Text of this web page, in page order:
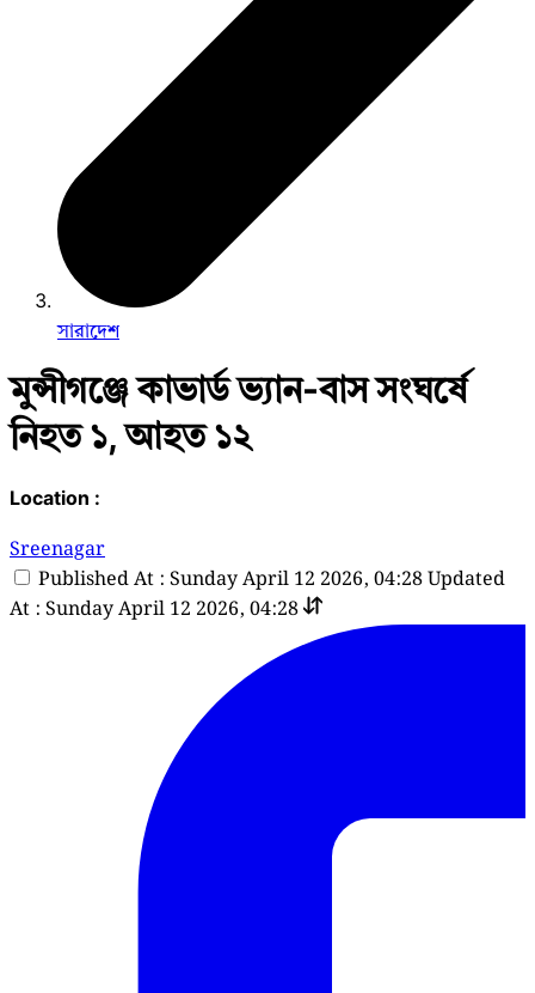
সারাদেশ
মুন্সীগঞ্জে কাভার্ড ভ্যান-বাস সংঘর্ষে
নিহত ১, আহত ১২
Location :
Sreenagar
Published At : Sunday April 12 2026, 04:28Updated
At : Sunday April 12 2026, 04:28